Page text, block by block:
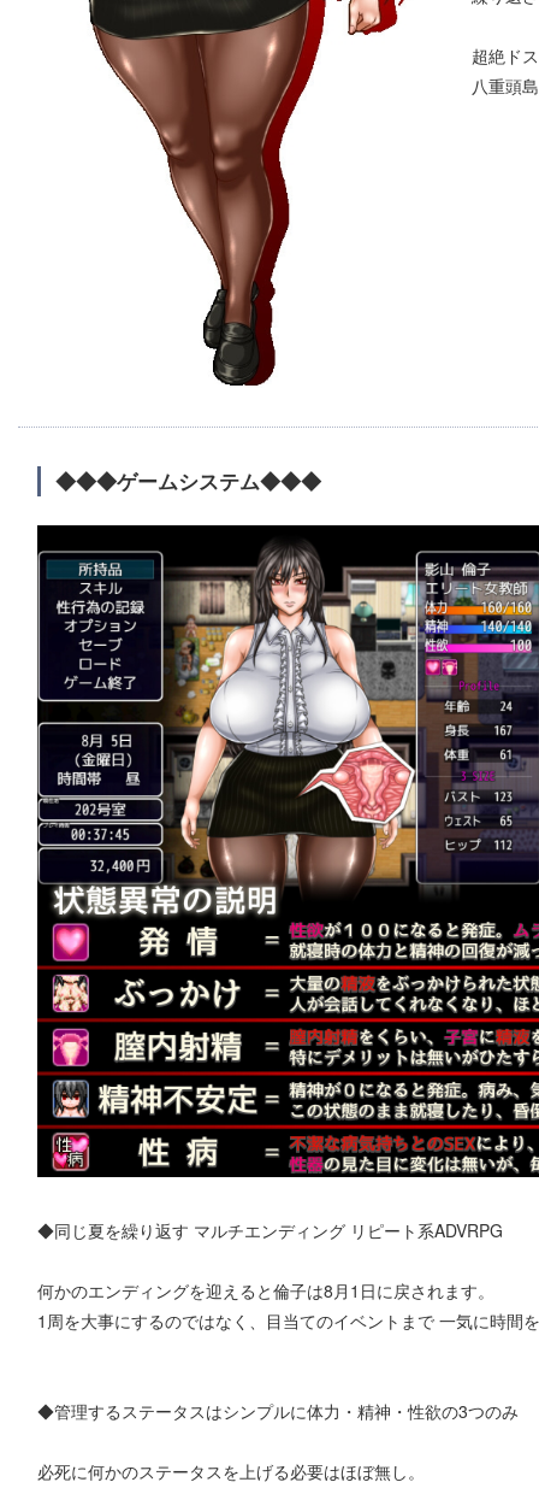
超絶ド
八重頭
◆◆◆ゲームシステム◆◆◆
◆同じ夏を繰り返す マルチエンディング リピート系ADVRPG
何かのエンディングを迎えると倫子は8月1日に戻されます。
1周を大事にするのではなく、目当てのイベントまで 一気に時間
◆管理するステータスはシンプルに体力・精神・性欲の3つのみ
必死に何かのステータスを上げる必要はほぼ無し。